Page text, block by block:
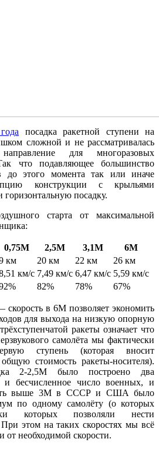
посадка ракетной ступени на
сложной и не рассматривалась
для многоразовых
что подавляющее большинство
до этого момента так или иначе
конструкции с крыльями
горизонтальную посадку.
старта от максимальной
0,75М 2,5М 3,1М
6М
км 20 км 22 км
26 км
км/с 7,49 км/с 6,47 км/с 5,59 км/с
82% 78% 67%
в 6М позволяет экономить
для выхода на низкую опорную
ракеты означает что
самолёта мы фактически
ступень (которая вносит
стоимость ракеты-носителя).
2-2,5М было построено два
и бесчисленное число военных, и
выше 3М в СССР и США было
по одному самолёту (о которых
которых позволяли нести
При этом на таких скоростях мы всё
необходимой скорости.